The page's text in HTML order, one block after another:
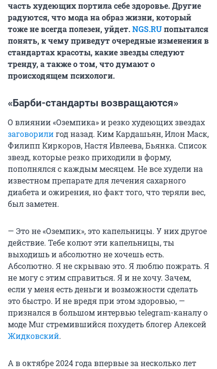
часть худеющих портила себе здоровье. Другие
радуются, что мода на образ жизни, который
тоже не всегда полезен, уйдет.NGS.RUпопытался
понять, к чему приведут очередные изменения в
стандартах красоты, какие звезды следуют
тренду, а также о том, что думают о
происходящем психологи.
«Барби-стандарты возвращаются»
О влиянии «Оземпика» и резко худеющих звездах
заговорилигод назад. Ким Кардашьян, Илон Маск,
Филипп Киркоров, Настя Ивлеева, Бьянка. Список
звезд, которые резко приходили в форму,
пополнялся с каждым месяцем. Не все худели на
известном препарате для лечения сахарного
диабета и ожирения, но факт того, что теряли вес,
был заметен.
— Это не «Оземпик», это капельницы. У них другое
действие. Тебе колют эти капельницы, ты
выходишь и абсолютно не хочешь есть.
Абсолютно. Я не скрываю это. Я люблю пожрать. Я
не могу с этим справиться. Я и не хочу. Зачем,
если у меня есть деньги и возможности сделать
это быстро. И не вредя при этом здоровью, —
признался в большом интервью telegram-каналу о
моде Mur стремившийся похудеть блогер Алексей
Жидковский.
А в октябре 2024 года впервые за несколько лет